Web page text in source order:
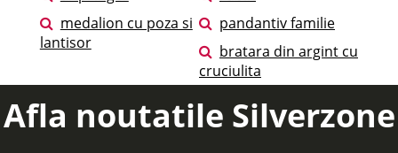
medalion cu poza si
lantisor
pandantiv familie
bratara din argint cu
cruciulita
Afla noutatile Silverzone